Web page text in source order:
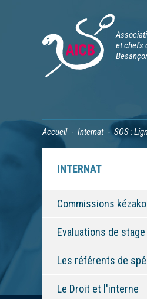
et chefs
Accueil Internat SOS :
INTERNAT
Commissions
Evaluations de stage
Les référents de
Le Droit et l'interne